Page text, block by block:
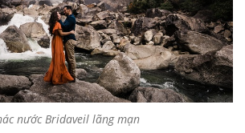
nước Bridaveil lãng mạn